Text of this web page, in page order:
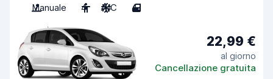
Manuale
4 A/C 4
22,99 €
al giorno
Cancellazione gratuita